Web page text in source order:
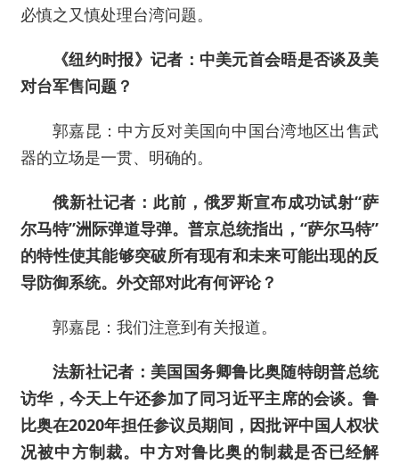
必慎之又慎处理台湾问题。
《纽约时报》记者：中美元首会晤是否谈及美
对台军售问题？
郭嘉昆：中方反对美国向中国台湾地区出售武
器的立场是一贯、明确的。
俄新社记者：此前，俄罗斯宣布成功试射“萨
尔马特”洲际弹道导弹。普京总统指出，“萨尔马特”
的特性使其能够突破所有现有和未来可能出现的反
导防御系统。外交部对此有何评论？
郭嘉昆：我们注意到有关报道。
法新社记者：美国国务卿鲁比奥随特朗普总统
访华，今天上午还参加了同习近平主席的会谈。鲁
比奥在2020年担任参议员期间，因批评中国人权状
况被中方制裁。中方对鲁比奥的制裁是否已经解